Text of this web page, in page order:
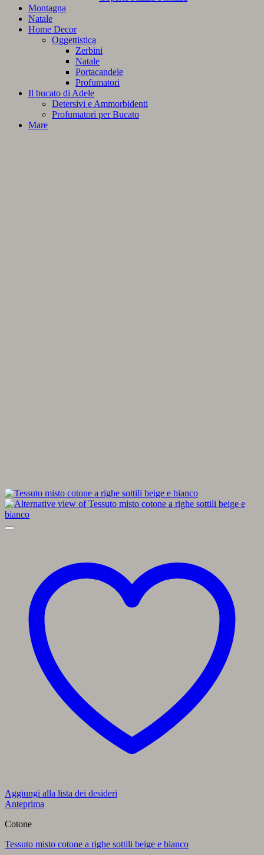
Montagna
Natale
Home Decor
Oggettistica
Zerbini
Natale
Portacandele
Profumatori
Il bucato di Adele
Detersivi e Ammorbidenti
Profumatori per Bucato
Mare
Aggiungi alla lista dei desideri
Anteprima
Cotone
Tessuto misto cotone a righe sottili beige e bianco